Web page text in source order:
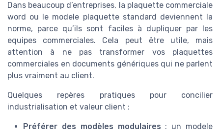
Dans beaucoup d’entreprises, la plaquette commerciale
word ou le modele plaquette standard deviennent la
norme, parce qu’ils sont faciles à dupliquer par les
equipes commerciales. Cela peut être utile, mais
attention à ne pas transformer vos plaquettes
commerciales en documents génériques qui ne parlent
plus vraiment au client.
Quelques repères pratiques pour concilier
industrialisation et valeur client :
Préférer des modèles modulaires : un modele